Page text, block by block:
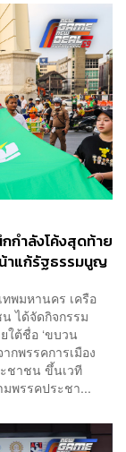
กำลังโค้งสุดท้าย
น้าแก้รัฐธรรมนูญ
พมหานคร เครือ
ได้จัดกิจกรรม
ใต้ชื่อ ‘ขบวน
กพรรคการเมือง
ชาชน ขึ้นเวที
พรรคประชา...